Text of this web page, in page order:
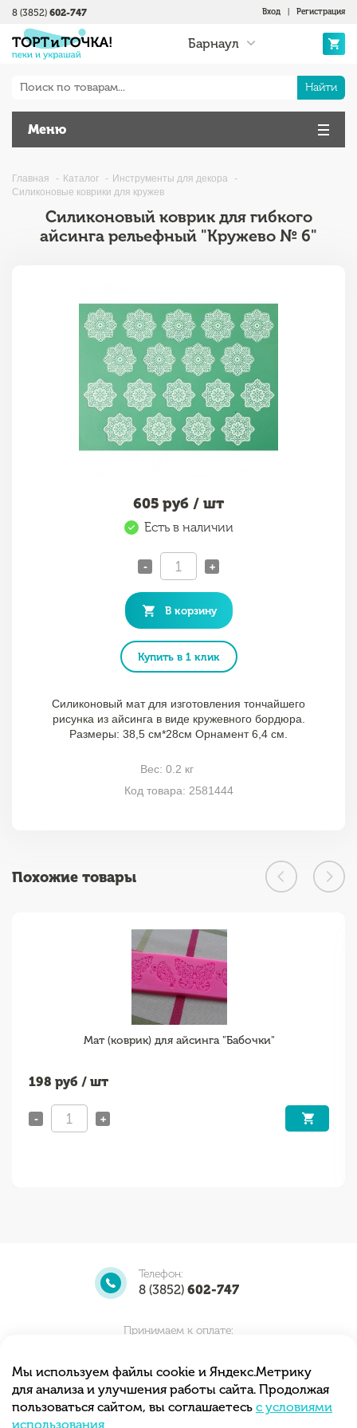
Вход Регистрация
Барнаул
8 (3852) 602-747
Найти
Меню
Главная Каталог
Инструменты для декора
Силиконовые коврики для кружев
Силиконовый коврик для гибкого
айсинга рельефный "Кружево № 6"
605 руб / шт
Есть в наличии
- +
В корзину
Купить в 1 клик
Силиконовый мат для изготовления тончайшего
рисунка из айсинга в виде кружевного бордюра.
Размеры: 38,5 см*28см Орнамент 6,4 см.
Вес: 0.2 кг
Код товара: 2581444
Похожие товары
Мат (коврик) для айсинга "Бабочки"
198 руб / шт
- +
Телефон:
8 (3852) 602-747
Мы принимаем заказы круглосуточно.
Принимаем к оплате:
Мы используем файлы cookie и Яндекс.Метрику
для анализа и улучшения работы сайта. Продолжая
пользоваться сайтом, вы соглашаетесь с условиями
использования